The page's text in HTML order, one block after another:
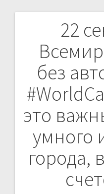
22
без
это
умного
города,
записям